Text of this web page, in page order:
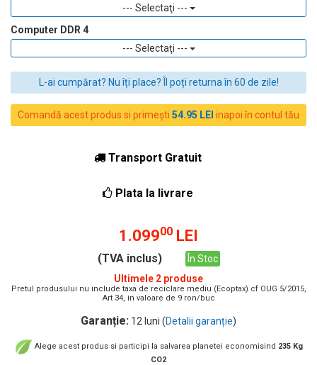
--- Selectaţi ---
Computer DDR 4
--- Selectaţi ---
L-ai cumpărat? Nu îți place? Îl poți returna în 60 de zile!
Comandă acest produs si primești 54.95 LEI inapoi în contul tău
Transport Gratuit
Plata la livrare
1.09900 LEI
(TVA inclus)
În Stoc
Ultimele 2 produse
Pretul produsului nu include taxa de reciclare mediu (Ecoptax) cf OUG 5/2015,
Art 34, in valoare de 9 ron/buc
Garanție: 12 luni (Detalii garanție)
Alege acest produs si participi la salvarea planetei economisind 235 Kg
CO2